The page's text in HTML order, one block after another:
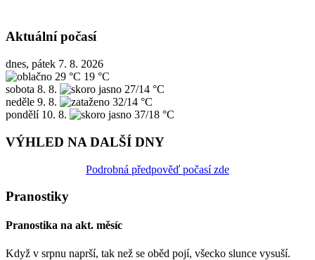
Aktuální počasí
dnes, pátek 7. 8. 2026
29 °C 19 °C
sobota 8. 8.
27/14 °C
neděle 9. 8.
32/14 °C
pondělí 10. 8. 37/18 °C
VÝHLED NA DALŠÍ DNY
Podrobná předpověď počasí zde
Pranostiky
Pranostika na akt. měsíc
Když v srpnu naprší, tak než se oběd pojí, všecko slunce vysuší.